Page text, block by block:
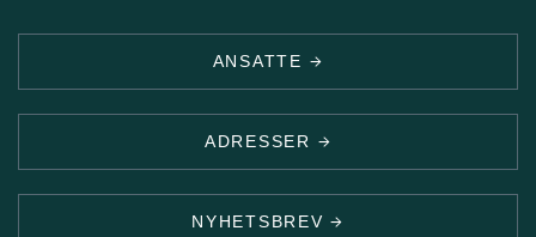
ANSATTE
ADRESSER
NYHETSBREV